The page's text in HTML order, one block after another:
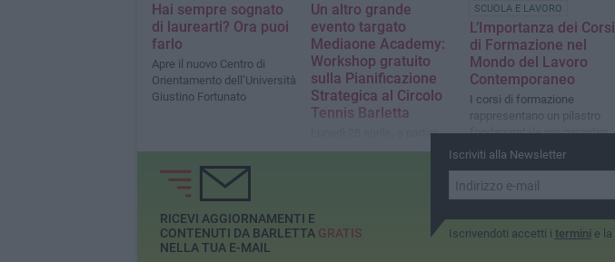
Hai sempre sognato
di laurearti? Ora puoi
farlo
Apre il nuovo Centro di
Orientamento dell’Università
Giustino Fortunato
Un altro grande
evento targato
Mediaone Academy:
Workshop gratuito
sulla Pianificazione
Strategica al Circolo
Tennis Barletta
Lunedì 28 aprile, a partire
dalle ore 17:00, andrà in
SCUOLA E LAVORO
L’Importanza dei Corsi
di Formazione nel
Mondo del Lavoro
Contemporaneo
I corsi di formazione
rappresentano un pilastro
fondamentale per garantire
la crescita professionale e
Iscriviti alla Newsletter
Iscrivendoti accetti i termini e la
RICEVI AGGIORNAMENTI E
CONTENUTI DA BARLETTA GRATIS
NELLA TUA E-MAIL